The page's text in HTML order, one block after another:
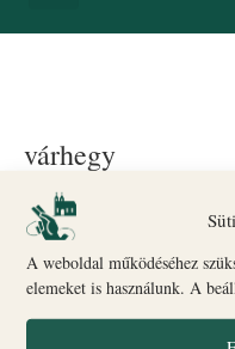
A weboldal működéséhez
elemeket is használunk. A
várhegy
Események
Notice Sajnos nincs találat.